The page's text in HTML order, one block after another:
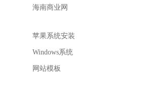
海南商业网
苹果系统安装
Windows系统
网站模板